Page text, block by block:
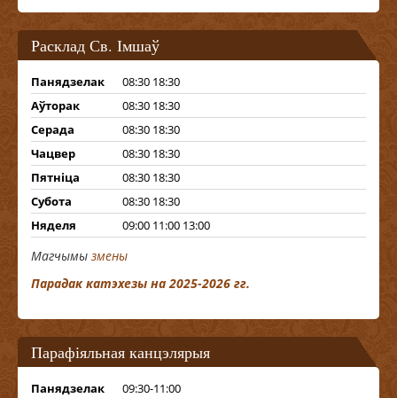
Расклад Св. Імшаў
Панядзелак
08:30 18:30
Аўторак
08:30 18:30
Серада
08:30 18:30
Чацвер
08:30 18:30
Пятніца
08:30 18:30
Субота
08:30 18:30
Няделя
09:00 11:00 13:00
Магчымы змены
Парадак катэхезы на 2025-2026 гг.
Парафіяльная канцэлярыя
Панядзелак 09:30-11:00